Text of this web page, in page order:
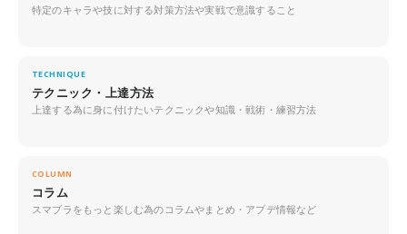
特定のキャラや技に対する対策方法や実戦で意識すること
TECHNIQUE
テクニック・上達方法
上達する為に身に付けたいテクニックや知識・戦術・練習方法
COLUMN
コラム
スマブラをもっと楽しむ為のコラムやまとめ・アプデ情報など